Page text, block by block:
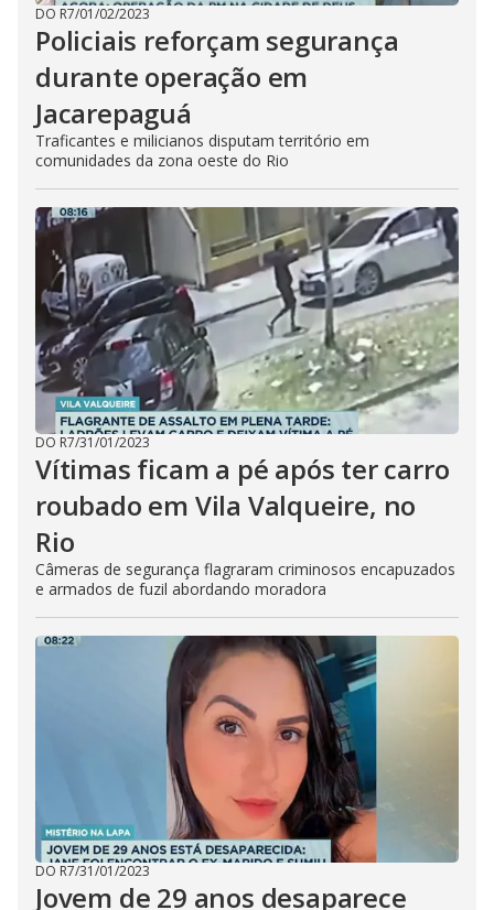
DO R7/01/02/2023
Policiais reforçam segurança
durante operação em
Jacarepaguá
Traficantes e milicianos disputam território em
comunidades da zona oeste do Rio
DO R7/31/01/2023
Vítimas ficam a pé após ter carro
roubado em Vila Valqueire, no
Rio
Câmeras de segurança flagraram criminosos encapuzados
e armados de fuzil abordando moradora
DO R7/31/01/2023
Jovem de 29 anos desaparece